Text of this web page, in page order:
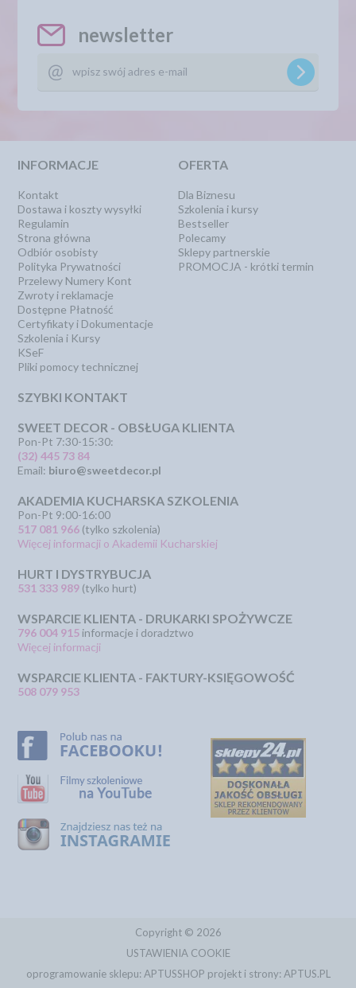
newsletter
INFORMACJE
Kontakt
Dostawa i koszty wysyłki
Regulamin
Strona główna
Odbiór osobisty
Polityka Prywatności
Przelewy Numery Kont
Zwroty i reklamacje
Dostępne Płatność
Certyfikaty i Dokumentacje
Szkolenia i Kursy
KSeF
Pliki pomocy technicznej
OFERTA
Dla Biznesu
Szkolenia i kursy
Bestseller
Polecamy
Sklepy partnerskie
PROMOCJA - krótki termin
SZYBKI KONTAKT
SWEET DECOR - OBSŁUGA KLIENTA
Pon-Pt 7:30-15:30:
(32) 445 73 84
Email: biuro@sweetdecor.pl
AKADEMIA KUCHARSKA SZKOLENIA
Pon-Pt 9:00-16:00
517 081 966 (tylko szkolenia)
Więcej informacji o Akademii Kucharskiej
HURT I DYSTRYBUCJA
531 333 989 (tylko hurt)
WSPARCIE KLIENTA - DRUKARKI SPOŻYWCZE
796 004 915 informacje i doradztwo
Więcej informacji
WSPARCIE KLIENTA - FAKTURY-KSIĘGOWOŚĆ
508 079 953
Copyright © 2026
USTAWIENIA COOKIE
oprogramowanie sklepu: APTUSSHOP projekt i strony: APTUS.PL